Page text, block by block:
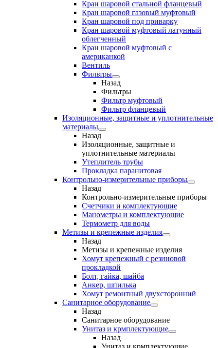
Кран шаровой стальной фланцевый
Кран шаровой газовый муфтовый
Кран шаровой под приварку
Кран шаровой муфтовый латунный
облегченный
Кран шаровой муфтовый с
американкой
Вентиль
Фильтры
Назад
Фильтры
Фильтр муфтовый
Фильтр фланцевый
Изоляционные, защитные и уплотнительные
материалы
Назад
Изоляционные, защитные и
уплотнительные материалы
Утеплитель трубы
Прокладка паранитовая
Контрольно-измерительные приборы
Назад
Контрольно-измерительные приборы
Счетчики и комплектующие
Манометры и комплектующие
Термометр для воды
Метизы и крепежные изделия
Назад
Метизы и крепежные изделия
Хомут крепежный с резиновой
прокладкой
Болт, гайка, шайба
Анкер, шпилька
Хомут ремонтный двухсторонний
Санитарное оборудование
Назад
Санитарное оборудование
Унитаз и крмплектующие
Назад
Унитаз и крмплектующие